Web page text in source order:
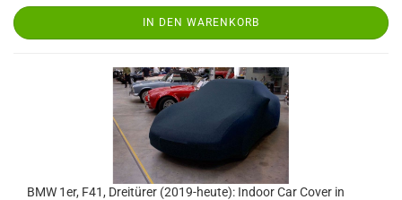
IN DEN WARENKORB
BMW 1er, F41, Dreitürer (2019-heute): Indoor Car Cover in